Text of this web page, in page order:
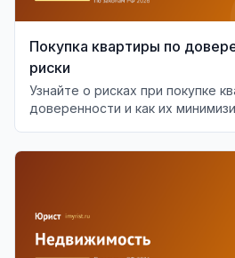
Покупка квартиры по
риски
Узнайте о рисках при покупке
доверенности и как их